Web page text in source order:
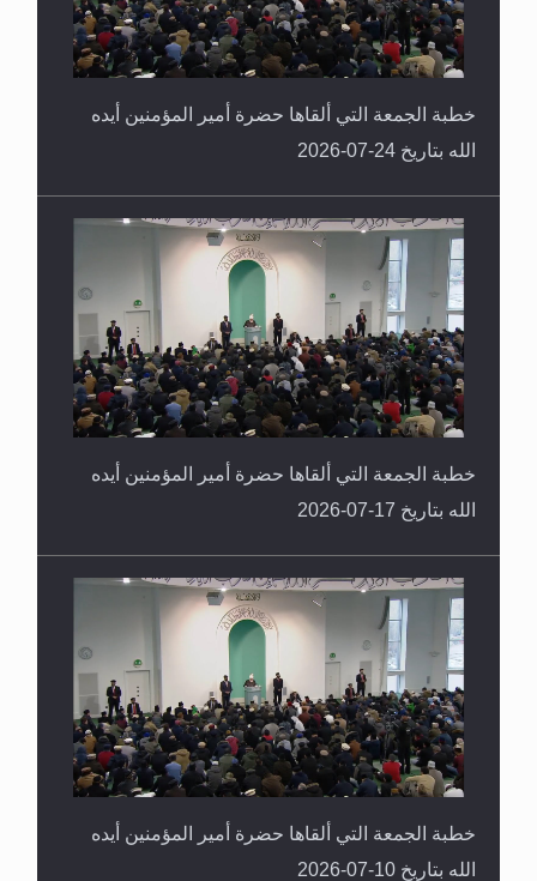
خطبة الجمعة التي ألقاها حضرة أمير المؤمنين أيده
الله بتاريخ 24-07-2026
خطبة الجمعة التي ألقاها حضرة أمير المؤمنين أيده
الله بتاريخ 17-07-2026
خطبة الجمعة التي ألقاها حضرة أمير المؤمنين أيده
الله بتاريخ 10-07-2026